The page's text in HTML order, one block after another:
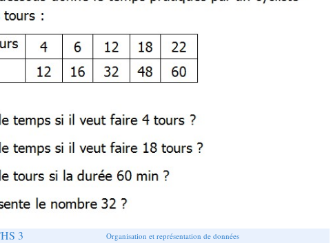
3 Organisation et représentation de données